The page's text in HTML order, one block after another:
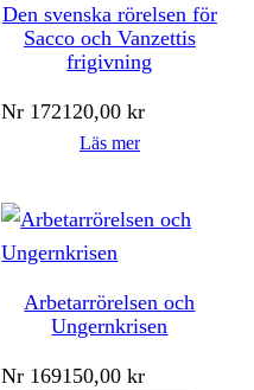
Den svenska rörelsen för
Sacco och Vanzettis
frigivning
Nr 172120,00kr
Läs mer
Arbetarrörelsen och
Ungernkrisen
Nr 169150,00kr